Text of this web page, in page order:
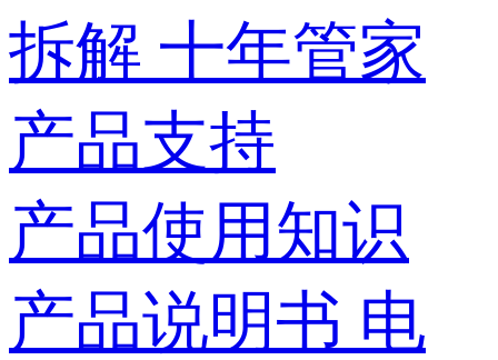
拆解 十年管家
产品支持
产品使用知识
产品说明书 电